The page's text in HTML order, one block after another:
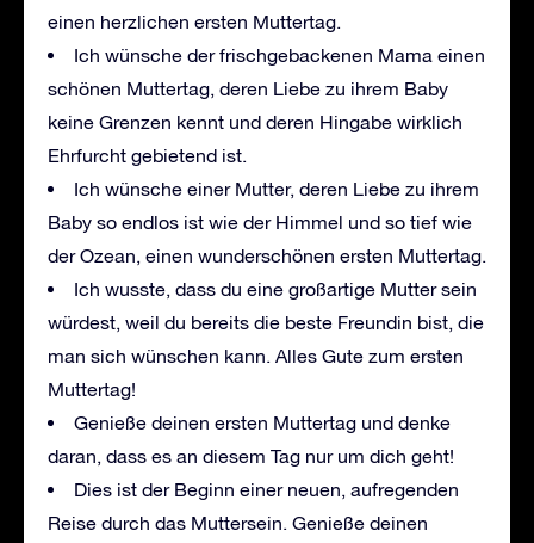
einen herzlichen ersten Muttertag.
Ich wünsche der frischgebackenen Mama einen
schönen Muttertag, deren Liebe zu ihrem Baby
keine Grenzen kennt und deren Hingabe wirklich
Ehrfurcht gebietend ist.
Ich wünsche einer Mutter, deren Liebe zu ihrem
Baby so endlos ist wie der Himmel und so tief wie
der Ozean, einen wunderschönen ersten Muttertag.
Ich wusste, dass du eine großartige Mutter sein
würdest, weil du bereits die beste Freundin bist, die
man sich wünschen kann. Alles Gute zum ersten
Muttertag!
Genieße deinen ersten Muttertag und denke
daran, dass es an diesem Tag nur um dich geht!
Dies ist der Beginn einer neuen, aufregenden
Reise durch das Muttersein. Genieße deinen